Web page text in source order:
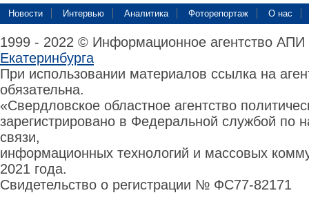
Новости Интервью Аналитика Фоторепортаж О нас
1999 - 2022 © Информационное агентство
Екатеринбурга
При использовании материалов ссылка на
обязательна.
«Свердловское областное агентство
зарегистрировано в Федеральной службой по
связи,
информационных технологий и массовых
2021 года.
Свидетельство о регистрации № ФС77-82171